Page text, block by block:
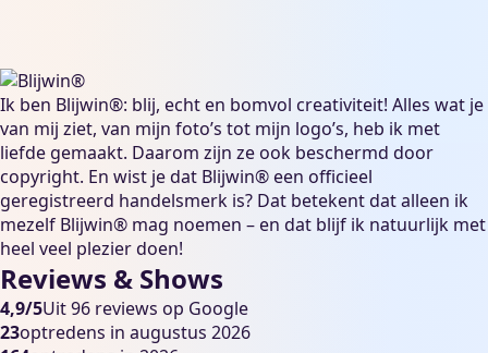
Ik ben Blijwin®: blij, echt en bomvol creativiteit! Alles wat je
van mij ziet, van mijn foto’s tot mijn logo’s, heb ik met
liefde gemaakt. Daarom zijn ze ook beschermd door
copyright. En wist je dat Blijwin® een officieel
geregistreerd handelsmerk is? Dat betekent dat alleen ik
mezelf Blijwin® mag noemen – en dat blijf ik natuurlijk met
heel veel plezier doen!
Reviews & Shows
4,9/5Uit 96 reviews op Google
23optredens in augustus 2026